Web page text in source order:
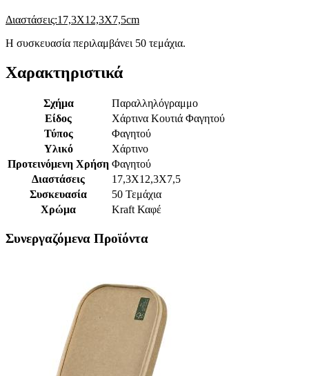
Διαστάσεις:17,3Χ12,3Χ7,5cm
Η συσκευασία περιλαμβάνει 50 τεμάχια.
Χαρακτηριστικά
Σχήμα
Παραλληλόγραμμο
Είδος
Χάρτινα Κουτιά Φαγητού
Τύπος
Φαγητού
Υλικό
Χάρτινο
Προτεινόμενη Χρήση Φαγητού
Διαστάσεις
17,3Χ12,3Χ7,5
Συσκευασία
50 Τεμάχια
Χρώμα
Kraft Καφέ
Συνεργαζόμενα Προϊόντα